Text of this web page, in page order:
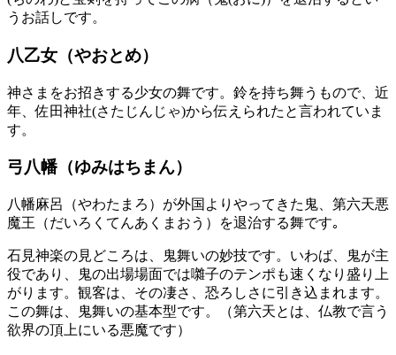
うお話しです。
八乙女（やおとめ）
神さまをお招きする少女の舞です。鈴を持ち舞うもので、近
年、佐田神社(さたじんじゃ)から伝えられたと言われていま
す。
弓八幡（ゆみはちまん）
八幡麻呂（やわたまろ）が外国よりやってきた鬼、第六天悪
魔王（だいろくてんあくまおう）を退治する舞です｡
石見神楽の見どころは、鬼舞いの妙技です。いわば、鬼が主
役であり、鬼の出場場面では囃子のテンポも速くなり盛り上
がります。観客は、その凄さ、恐ろしさに引き込まれます。
この舞は、鬼舞いの基本型です。（第六天とは、仏教で言う
欲界の頂上にいる悪魔です）